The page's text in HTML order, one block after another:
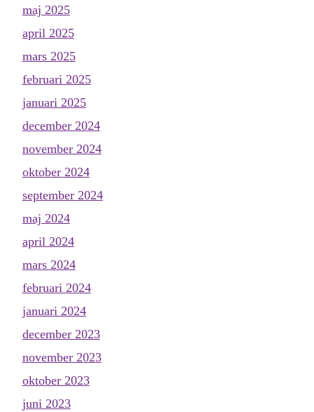
maj 2025
april 2025
mars 2025
februari 2025
januari 2025
december 2024
november 2024
oktober 2024
september 2024
maj 2024
april 2024
mars 2024
februari 2024
januari 2024
december 2023
november 2023
oktober 2023
juni 2023